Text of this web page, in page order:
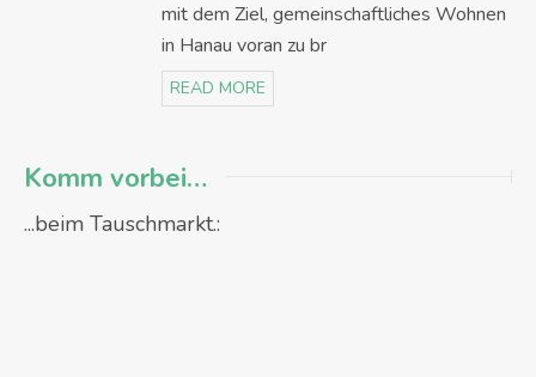
mit dem Ziel, gemeinschaftliches Wohnen
in Hanau voran zu br
READ MORE
Komm vorbei…
...beim Tauschmarkt.: